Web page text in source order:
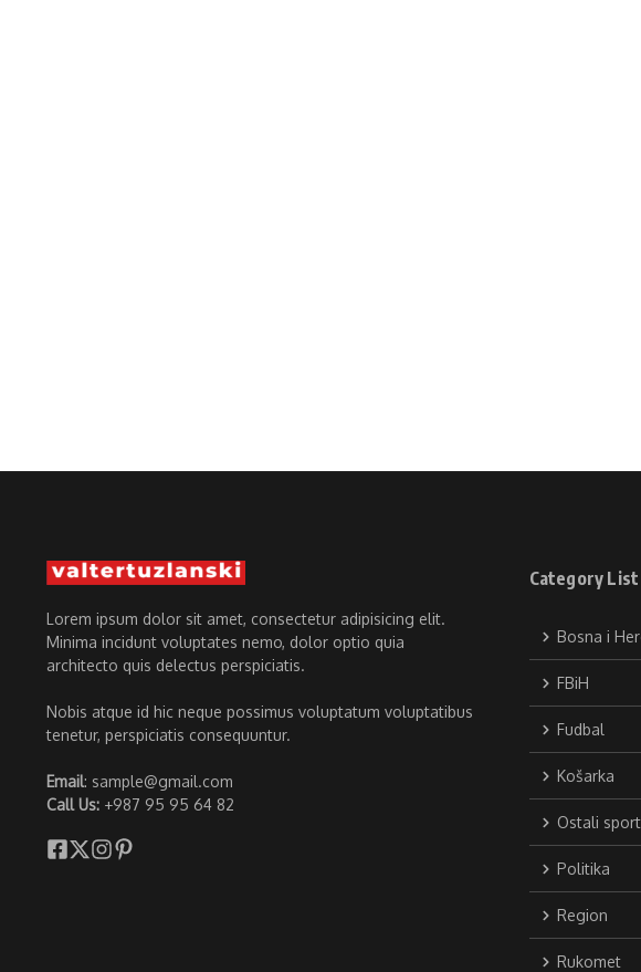
Lorem ipsum dolor sit amet, consectetur adipisicing elit.
Minima incidunt voluptates nemo, dolor optio quia
architecto quis delectus perspiciatis.
Nobis atque id hic neque possimus voluptatum voluptatibus
tenetur, perspiciatis consequuntur.
Email: sample@gmail.com
Call Us: +987 95 95 64 82
Category List
Bosna i
FBiH
Fudbal
Košarka
Ostali
Politika
Region
Rukomet